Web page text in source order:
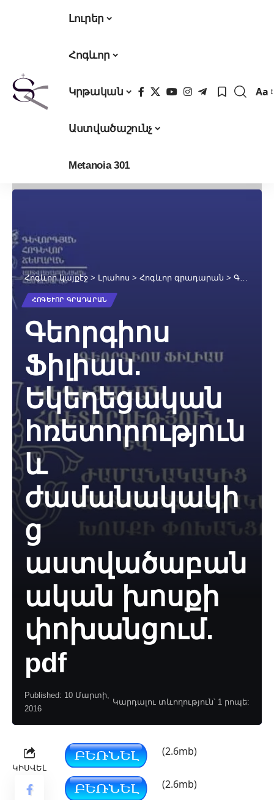
Լուրեր
Հոգևոր
Կրթական
Աստվածաշունչ
Metanoia 301
Aa
Հոգևոր կայքէջ > Լրահոս > Հոգևոր գրադարան > Գեորգիոս Ֆիլիաս. Եկեղեցական հռետորություն և ժամանակակից աստվածաբանական խոսքի փոխանցում. pdf
ՀՈԳԵՒՈՐ ԳՐԱԴԱՐԱՆ
Գեորգիոս
Ֆիլիաս.
Եկեղեցական
հռետորություն
և
ժամանակակի
ց
աստվածաբան
ական խոսքի
փոխանցում.
pdf
Published: 10 Մարտի,
2016
Կարդալու տևողություն՝ 1 րոպե:
ԿԻՍՎԵԼ
(2.6mb)
(2.6mb)